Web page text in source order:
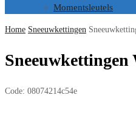
Momentsleutels
Home Sneeuwkettingen
Sneeuwkettingen
Code: 08074214c54e